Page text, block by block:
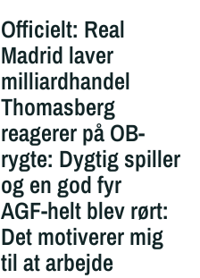
Officielt: Real
Madrid laver
milliardhandel
Thomasberg
reagerer på OB-
rygte: Dygtig spiller
og en god fyr
AGF-helt blev rørt:
Det motiverer mig
til at arbejde